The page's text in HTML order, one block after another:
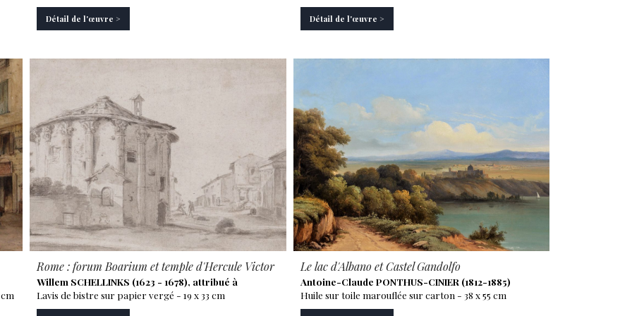
Détail de l'œuvre > Détail de l'œuvre >
Rome : forum Boarium et temple d'Hercule Victor
Willem SCHELLINKS (1623 - 1678), attribué à
Lavis de bistre sur papier vergé - 19 x 33 cm
Le lac d'Albano et Castel Gandolfo
Antoine-Claude PONTHUS-CINIER (1812-1885)
Huile sur toile marouflée sur carton - 38 x 55 cm